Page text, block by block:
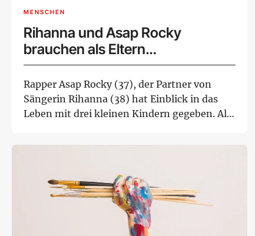
MENSCHEN
Rihanna und Asap Rocky
brauchen als Eltern
Unterstützung
Rapper Asap Rocky (37), der Partner von
Sängerin Rihanna (38) hat Einblick in das
Leben mit drei kleinen Kindern gegeben. Als